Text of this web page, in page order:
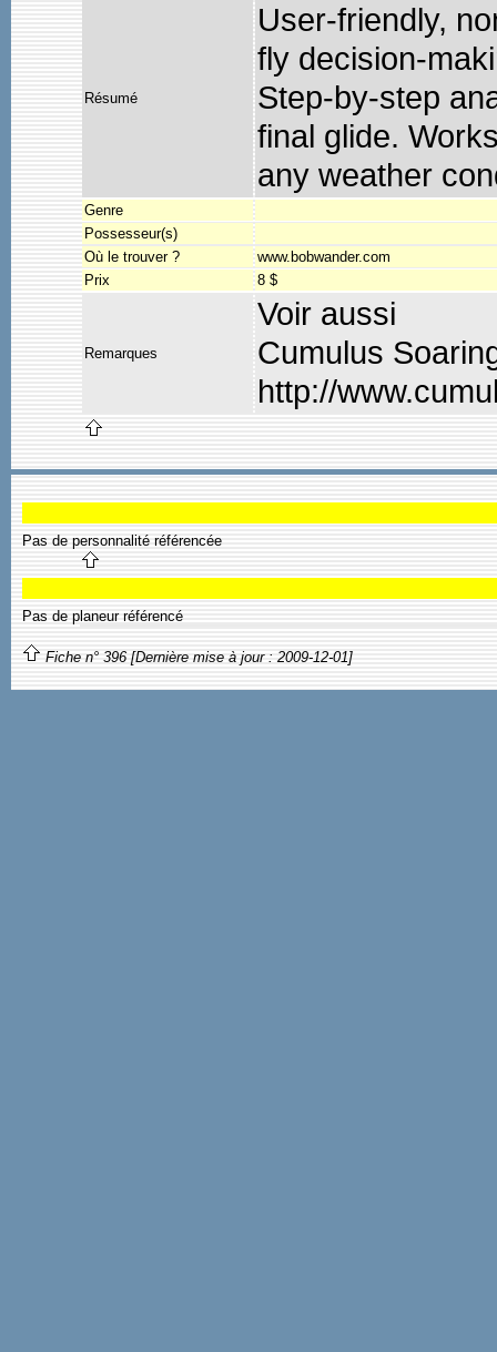
Résumé
User-friendly,
fly decision-
Step-by-step
final glide.
any weather
Genre
Possesseur(s)
Où le trouver ?
www.bobwander.com
Prix
8 $
Remarques
Voir aussi
Cumulus
http://
Pas de personnalité référencée
Pas de planeur référencé
Fiche n° 396 [Dernière mise à jour : 2009-12-01]